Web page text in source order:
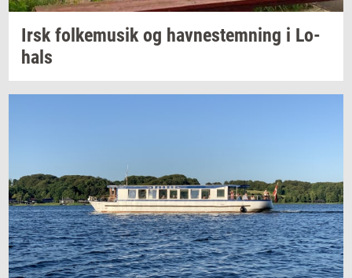
Irskfol­kemu­sikog hav­ne­stem­ning i Lo­
hals